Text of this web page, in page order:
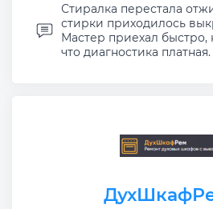
Стиралка перестала
стирки приходилось
Мастер приехал быстро,
что диагностика платная.